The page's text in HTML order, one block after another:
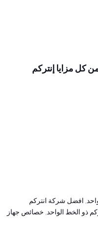
كل مزايا إنتركم
, افضل شركة انتركم
ذو الخط الواحد, خصائص جهاز